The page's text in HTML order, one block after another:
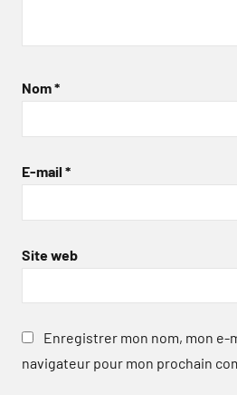
Nom*
E-mail *
Site web
Enregistrer mon nom, mon e-
navigateur pour mon prochain